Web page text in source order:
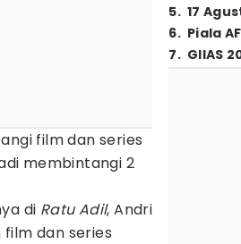
film dan series
membintangi 2
di Ratu Adil, Andri
dan series
5. 17
6. Piala
7. GIIAS